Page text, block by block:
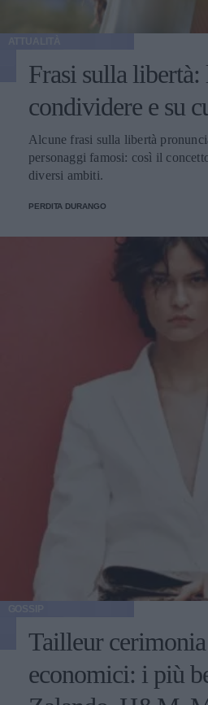
Frasi sulla libertà:
condividere e su
Alcune frasi sulla libertà
personaggi famosi: così il
diversi ambiti.
PERDITA DURANGO
Tailleur
economici: i più